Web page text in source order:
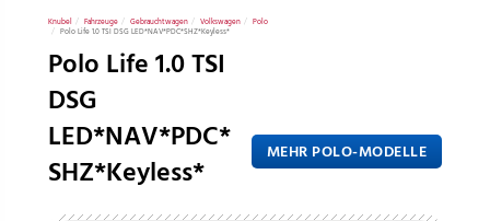
Knubel Fahrzeuge Gebrauchtwagen Volkswagen
Polo
Polo Life 1.0 TSI DSG LED*NAV*PDC*SHZ*Keyless*
Polo Life 1.0 TSI
DSG
LED*NAV*PDC*
SHZ*Keyless*
MEHR POLO-MODELLE